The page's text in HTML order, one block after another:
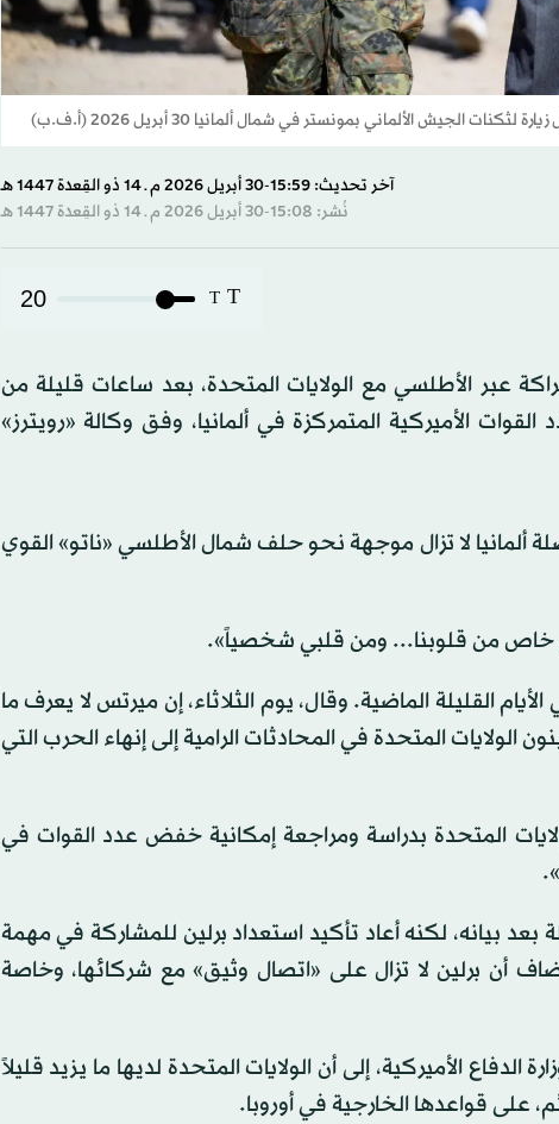
الألماني بمونستر في شمال ألمانيا 30 أبريل 2026 (أ.ف.ب)
آخر تحديث: 15:59-30 أبريل 2026 م ـ 14 ذو القِعدة 1447 هـ
نُشر: 15:08-30 أبريل 2026 م ـ 14 ذو القِعدة 1447 هـ
T
T
20
عبر الأطلسي مع الولايات المتحدة، بعد ساعات قليلة من
الأميركية المتمركزة في ألمانيا، وفق وكالة «رويترز»
لا تزال موجهة نحو حلف شمال الأطلسي «ناتو» القوي
خاص من قلوبنا... ومن قلبي شخصياً».
القليلة الماضية. وقال، يوم الثلاثاء، إن ميرتس لا يعرف ما
الولايات المتحدة في المحادثات الرامية إلى إنهاء الحرب التي
المتحدة بدراسة ومراجعة إمكانية خفض عدد القوات في
بيانه، لكنه أعاد تأكيد استعداد برلين للمشاركة في مهمة
أن برلين لا تزال على «اتصال وثيق» مع شركائها، وخاصة
الدفاع الأميركية، إلى أن الولايات المتحدة لديها ما يزيد قليلاً